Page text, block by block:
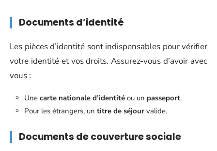
Documents d’identité
Les pièces d’identité sont indispensables pour vérifier
votre identité et vos droits. Assurez-vous d’avoir avec
vous :
Une carte nationale d’identité ou un passeport.
Pour les étrangers, un titre de séjour valide.
Documents de couverture sociale